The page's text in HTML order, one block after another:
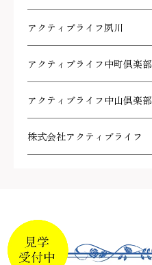
アクティブライフ夙川
アクティブライフ中町倶楽部
アクティブライフ中山倶楽部
株式会社アクティブライフ